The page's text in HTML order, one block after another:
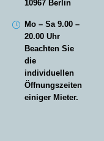
10967 Berlin
Mo – Sa 9.00 –
20.00 Uhr
Beachten Sie
die
individuellen
Öffnungszeiten
einiger Mieter.